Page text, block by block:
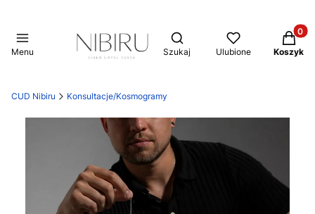
Menu
Otwórz wyszukiwarkę
Szukaj Ulubione Koszyk
CUD Nibiru Konsultacje/Kosmogramy